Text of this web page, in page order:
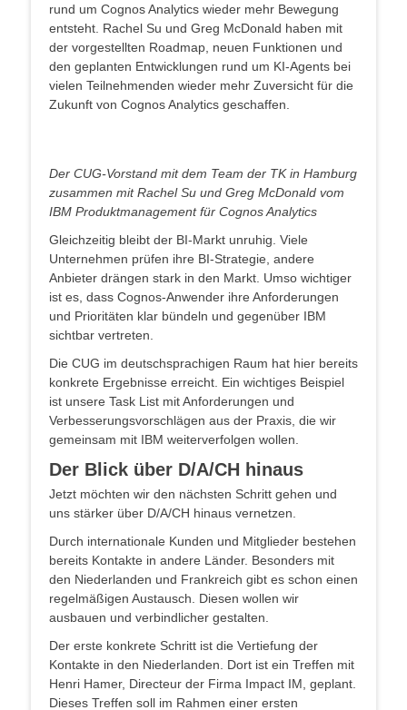
rund um Cognos Analytics wieder mehr Bewegung
entsteht. Rachel Su und Greg McDonald haben mit
der vorgestellten Roadmap, neuen Funktionen und
den geplanten Entwicklungen rund um KI-Agents bei
vielen Teilnehmenden wieder mehr Zuversicht für die
Zukunft von Cognos Analytics geschaffen.
Der CUG-Vorstand mit dem Team der TK in Hamburg
zusammen mit Rachel Su und Greg McDonald vom
IBM Produktmanagement für Cognos Analytics
Gleichzeitig bleibt der BI-Markt unruhig. Viele
Unternehmen prüfen ihre BI-Strategie, andere
Anbieter drängen stark in den Markt. Umso wichtiger
ist es, dass Cognos-Anwender ihre Anforderungen
und Prioritäten klar bündeln und gegenüber IBM
sichtbar vertreten.
Die CUG im deutschsprachigen Raum hat hier bereits
konkrete Ergebnisse erreicht. Ein wichtiges Beispiel
ist unsere Task List mit Anforderungen und
Verbesserungsvorschlägen aus der Praxis, die wir
gemeinsam mit IBM weiterverfolgen wollen.
Der Blick über D/A/CH hinaus
Jetzt möchten wir den nächsten Schritt gehen und
uns stärker über D/A/CH hinaus vernetzen.
Durch internationale Kunden und Mitglieder bestehen
bereits Kontakte in andere Länder. Besonders mit
den Niederlanden und Frankreich gibt es schon einen
regelmäßigen Austausch. Diesen wollen wir
ausbauen und verbindlicher gestalten.
Der erste konkrete Schritt ist die Vertiefung der
Kontakte in den Niederlanden. Dort ist ein Treffen mit
Henri Hamer, Directeur der Firma Impact IM, geplant.
Dieses Treffen soll im Rahmen einer ersten